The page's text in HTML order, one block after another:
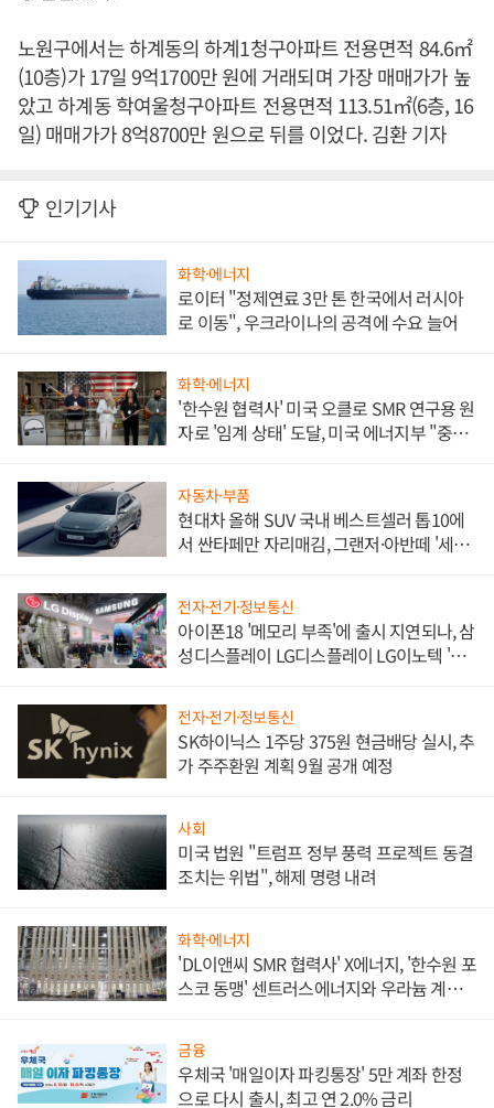
노원구에서는 하계동의 하계1청구아파트 전용면적 84.6㎡
(10층)가 17일 9억1700만 원에 거래되며 가장 매매가가 높
았고 하계동 학여울청구아파트 전용면적 113.51㎡(6층, 16
일) 매매가가 8억8700만 원으로 뒤를 이었다. 김환 기자
인기기사
화학·에너지
로이터 "정제연료 3만 톤 한국에서 러시아
로 이동", 우크라이나의 공격에 수요 늘어
화학·에너지
'한수원 협력사' 미국 오클로 SMR 연구용 원
자로 '임계 상태' 도달, 미국 에너지부 "중요
자동차·부품
현대차 올해 SUV 국내 베스트셀러 톱10에
서 싼타페만 자리매김, 그랜저·아반떼 '세단
전자·전기·정보통신
아이폰18 '메모리 부족'에 출시 지연되나, 삼
성디스플레이 LG디스플레이 LG이노텍 '탈
전자·전기·정보통신
SK하이닉스 1주당 375원 현금배당 실시, 추
가 주주환원 계획 9월 공개 예정
사회
미국 법원 "트럼프 정부 풍력 프로젝트 동결
조치는 위법", 해제 명령 내려
화학·에너지
'DL이앤씨 SMR 협력사' X에너지, '한수원 포
스코 동맹' 센트러스에너지와 우라늄 계약
금융
우체국 '매일이자 파킹통장' 5만 계좌 한정
으로 다시 출시, 최고 연 2.0% 금리